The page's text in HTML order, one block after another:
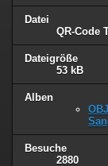
Datei
QR-Code
Dateigröße
53 kB
Alben
Besuche
2880